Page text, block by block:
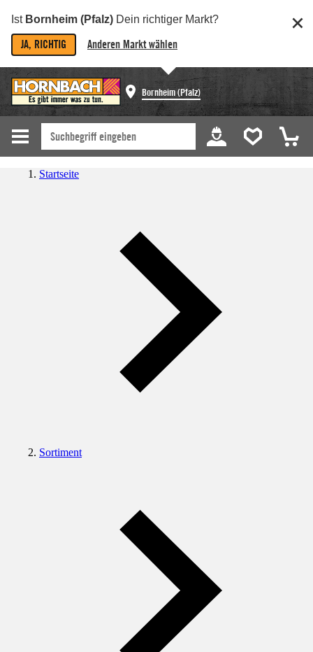
Ist Bornheim (Pfalz) Dein richtiger Markt?
JA, RICHTIG Anderen Markt wählen
Bornheim (Pfalz)
Startseite
Sortiment